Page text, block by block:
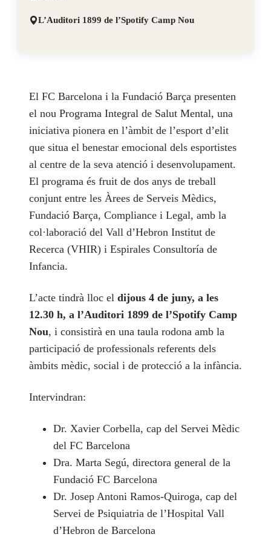
L’Auditori 1899 de l’Spotify Camp Nou
El FC Barcelona i la Fundació Barça presenten
el nou Programa Integral de Salut Mental, una
iniciativa pionera en l’àmbit de l’esport d’elit
que situa el benestar emocional dels esportistes
al centre de la seva atenció i desenvolupament.
El programa és fruit de dos anys de treball
conjunt entre les Àrees de Serveis Mèdics,
Fundació Barça, Compliance i Legal, amb la
col·laboració del Vall d’Hebron Institut de
Recerca (VHIR) i Espirales Consultoría de
Infancia.
L’acte tindrà lloc el dijous 4 de juny, a les
12.30 h, a l’Auditori 1899 de l’Spotify Camp
Nou, i consistirà en una taula rodona amb la
participació de professionals referents dels
àmbits mèdic, social i de protecció a la infància.
Intervindran:
Dr. Xavier Corbella, cap del Servei Mèdic
del FC Barcelona
Dra. Marta Segú, directora general de la
Fundació FC Barcelona
Dr. Josep Antoni Ramos-Quiroga, cap del
Servei de Psiquiatria de l’Hospital Vall
d’Hebron de Barcelona